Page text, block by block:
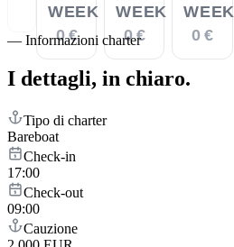
WEEK
0 €
WEEK
0 €
WEEK
0 €
— Informazioni charter
I dettagli, in chiaro.
Tipo di charter
Bareboat
Check-in
17:00
Check-out
09:00
Cauzione